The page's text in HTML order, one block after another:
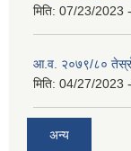
मिति: 07/23/2023
आ.व. २०७९/८०
मिति: 04/27/2023
अन्य